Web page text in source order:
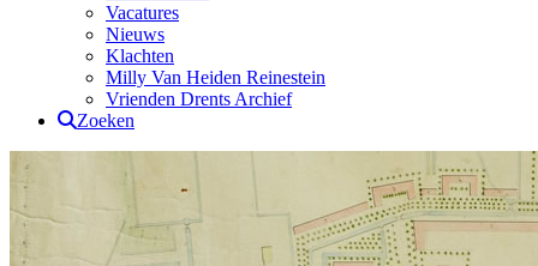
Vacatures
Nieuws
Klachten
Milly Van Heiden Reinestein
Vrienden Drents Archief
Zoeken
Drents Archief